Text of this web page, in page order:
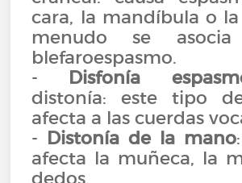
cara, la mandíbula o
menudo se
blefaroespasmo.
- Disfonía
distonía: este tipo
afecta a las cuerdas
- Distonía de la mano
afecta la muñeca, la
dedos.